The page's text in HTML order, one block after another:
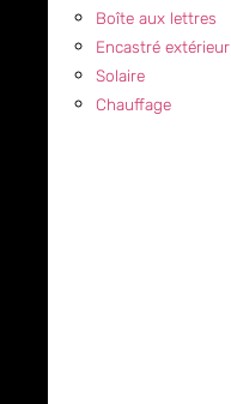
Boîte aux lettres
Encastré extérieur
Solaire
Chauffage